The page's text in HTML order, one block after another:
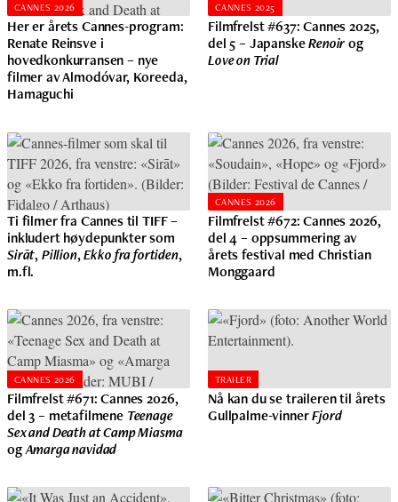
CANNES 2026
Her er årets Cannes-program:
Renate Reinsve i
hovedkonkurransen – nye
filmer av Almodóvar, Koreeda,
Hamaguchi
CANNES 2025
Filmfrelst #637: Cannes 2025,
del 5 – JapanskeRenoirog
Love on Trial
Ti filmer fra Cannes til TIFF –
inkludert høydepunkter som
Sirāt,Pillion,Ekko fra fortiden,
m.fl.
CANNES 2026
Filmfrelst #672: Cannes 2026,
del 4 – oppsummering av
årets festival med Christian
Monggaard
CANNES 2026
Filmfrelst #671: Cannes 2026,
del 3 – metafilmene Teenage
Sex and Death at Camp Miasma
ogAmarga navidad
TRAILER
Nå kan du se traileren til årets
Gullpalme-vinnerFjord